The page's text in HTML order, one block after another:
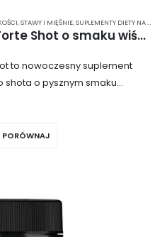
STAWY I MIĘŚNIE,SUPLEMENTY DIETY NA ODPORNOŚĆ
Olimp Chela-Mag B6 Forte Shot o smaku wiśniowym – szklana ampułka 25 ml
to nowoczesny suplement
o pysznym smaku
dostarcza 375 mg
i
PORÓWNAJ